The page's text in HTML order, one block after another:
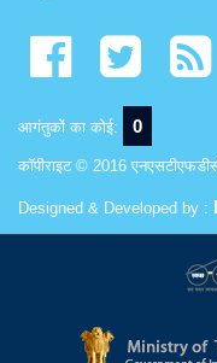
आगंतुकों का कोई: 0
कॉपीराइट © 2016
Designed & Developed by :